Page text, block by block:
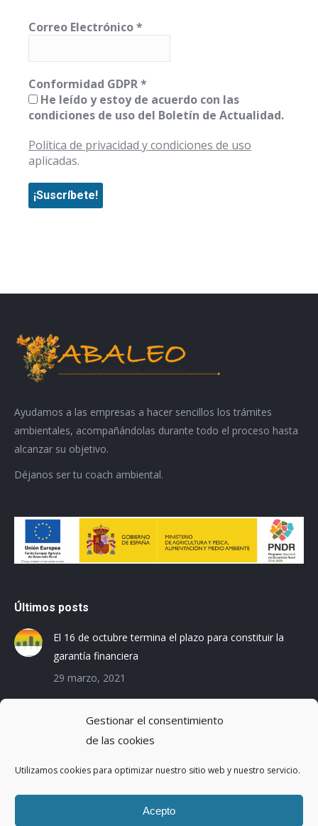
Gestionar el consentimiento
de las cookies
Utilizamos cookies para optimizar nuestro sitio web y nuestro servicio.
Acepto
Correo Electrónico*
Conformidad GDPR*
He leído y estoy de acuerdo con las
condiciones de uso del Boletín de Actualidad.
Política de privacidad y condiciones de uso
aplicadas.
Ayudamos a las empresas a hacer sencillos los trámites
ambientales, acompañándolas durante todo el proceso hasta
alcanzar su objetivo.
Déjanos ser tu coach ambiental.
Últimos posts
El 16 de octubre termina el plazo para constituir la
garantía financiera
29 marzo, 2021
de la Huella de Carbono
3 diciembre, 2019
Reduciendo la Huella Hídrica en una planta de
montaje de coches